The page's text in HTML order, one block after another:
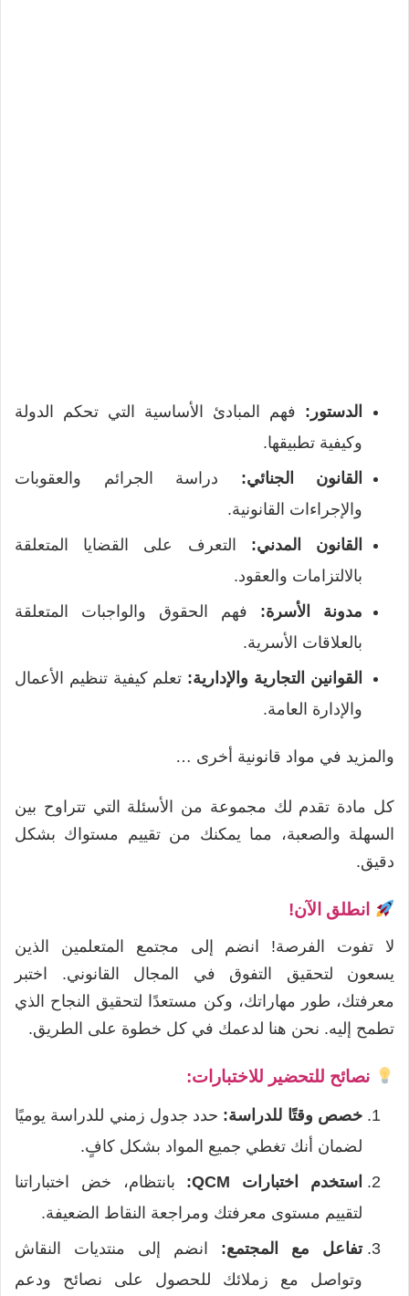
الدستور: فهم المبادئ الأساسية التي تحكم الدولة
وكيفية تطبيقها.
القانون الجنائي: دراسة الجرائم والعقوبات
والإجراءات القانونية.
القانون المدني: التعرف على القضايا المتعلقة
بالالتزامات والعقود.
مدونة الأسرة: فهم الحقوق والواجبات المتعلقة
بالعلاقات الأسرية.
القوانين التجارية والإدارية: تعلم كيفية تنظيم الأعمال
والإدارة العامة.
والمزيد في مواد قانونية أخرى …
كل مادة تقدم لك مجموعة من الأسئلة التي تتراوح بين
السهلة والصعبة، مما يمكنك من تقييم مستواك بشكل
دقيق.
انطلق الآن!
لا تفوت الفرصة! انضم إلى مجتمع المتعلمين الذين
يسعون لتحقيق التفوق في المجال القانوني. اختبر
معرفتك، طور مهاراتك، وكن مستعدًا لتحقيق النجاح الذي
تطمح إليه. نحن هنا لدعمك في كل خطوة على الطريق.
نصائح للتحضير للاختبارات:
خصص وقتًا للدراسة: حدد جدول زمني للدراسة يوميًا
لضمان أنك تغطي جميع المواد بشكل كافٍ.
استخدم اختبارات QCM:
بانتظام، خض اختباراتنا
لتقييم مستوى معرفتك ومراجعة النقاط الضعيفة.
تفاعل مع المجتمع: انضم إلى منتديات النقاش
وتواصل مع زملائك للحصول على نصائح ودعم